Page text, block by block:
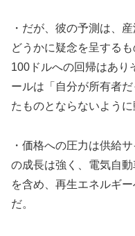
・だが、彼の予測は、
どうかに疑念を呈する
100ドルへの回帰はあり
ールは「自分が所有者
たものとならないように
・価格への圧力は供給
の成長は強く、電気自動
を含め、再生エネルギ
だ。